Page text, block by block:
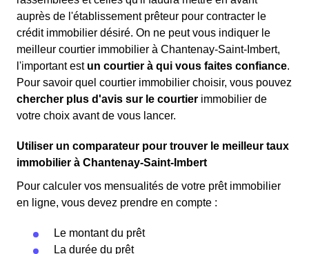
auprès de l'établissement prêteur pour contracter le
crédit immobilier désiré. On ne peut vous indiquer le
meilleur courtier immobilier à Chantenay-Saint-Imbert,
l'important est un courtier à qui vous faites confiance.
Pour savoir quel courtier immobilier choisir, vous pouvez
chercher plus d'avis sur le courtier immobilier de
votre choix avant de vous lancer.
Utiliser un comparateur pour trouver le meilleur taux
immobilier à Chantenay-Saint-Imbert
Pour calculer vos mensualités de votre prêt immobilier
en ligne, vous devez prendre en compte :
Le montant du prêt
La durée du prêt